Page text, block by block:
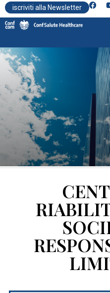
iscriviti alla Newsletter